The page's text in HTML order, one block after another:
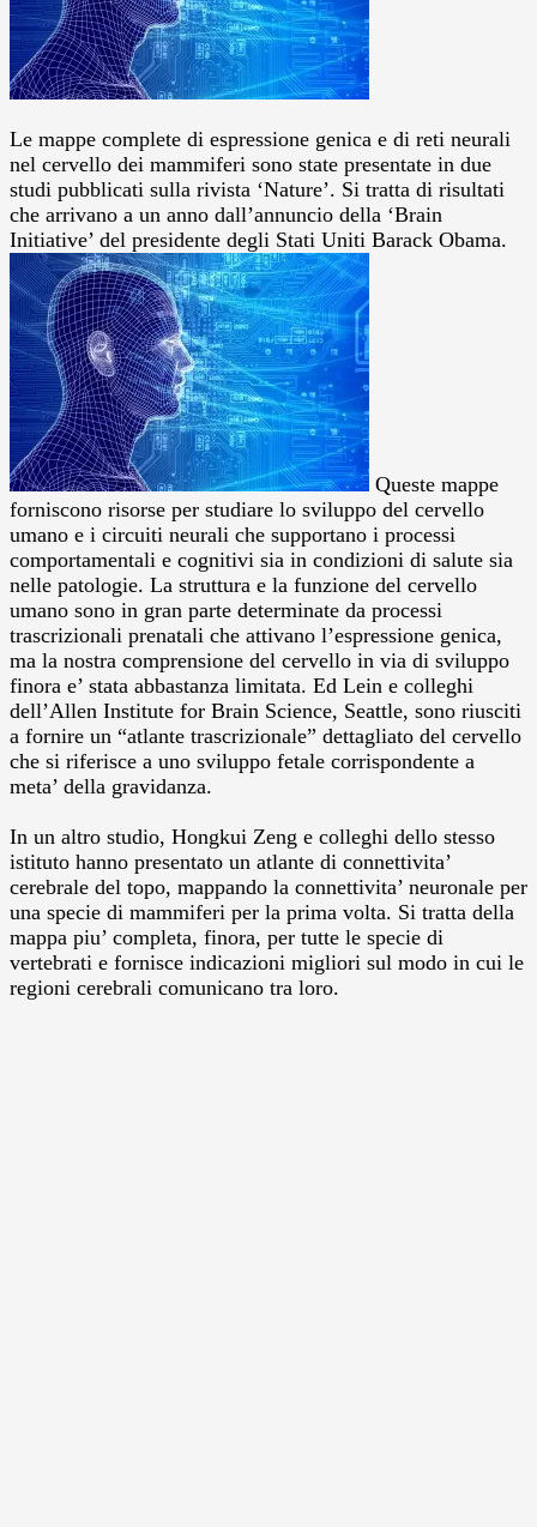
Le mappe complete di espressione genica e di reti neurali
nel cervello dei mammiferi sono state presentate in due
studi pubblicati sulla rivista ‘Nature’. Si tratta di risultati
che arrivano a un anno dall’annuncio della ‘Brain
Initiative’ del presidente degli Stati Uniti Barack Obama.
Queste mappe
forniscono risorse per studiare lo sviluppo del cervello
umano e i circuiti neurali che supportano i processi
comportamentali e cognitivi sia in condizioni di salute sia
nelle patologie. La struttura e la funzione del cervello
umano sono in gran parte determinate da processi
trascrizionali prenatali che attivano l’espressione genica,
ma la nostra comprensione del cervello in via di sviluppo
finora e’ stata abbastanza limitata. Ed Lein e colleghi
dell’Allen Institute for Brain Science, Seattle, sono riusciti
a fornire un “atlante trascrizionale” dettagliato del cervello
che si riferisce a uno sviluppo fetale corrispondente a
meta’ della gravidanza.
In un altro studio, Hongkui Zeng e colleghi dello stesso
istituto hanno presentato un atlante di connettivita’
cerebrale del topo, mappando la connettivita’ neuronale per
una specie di mammiferi per la prima volta. Si tratta della
mappa piu’ completa, finora, per tutte le specie di
vertebrati e fornisce indicazioni migliori sul modo in cui le
regioni cerebrali comunicano tra loro.